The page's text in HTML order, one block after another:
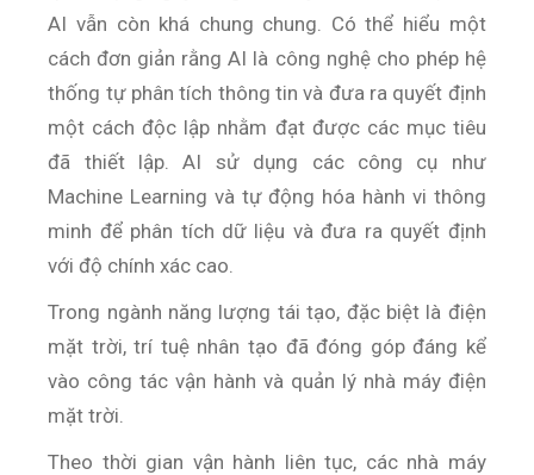
AI vẫn còn khá chung chung. Có thể hiểu một
cách đơn giản rằng AI là công nghệ cho phép hệ
thống tự phân tích thông tin và đưa ra quyết định
một cách độc lập nhằm đạt được các mục tiêu
đã thiết lập. AI sử dụng các công cụ như
Machine Learning và tự động hóa hành vi thông
minh để phân tích dữ liệu và đưa ra quyết định
với độ chính xác cao.
Trong ngành năng lượng tái tạo, đặc biệt là điện
mặt trời, trí tuệ nhân tạo đã đóng góp đáng kể
vào công tác vận hành và quản lý nhà máy điện
mặt trời.
Theo thời gian vận hành liên tục, các nhà máy